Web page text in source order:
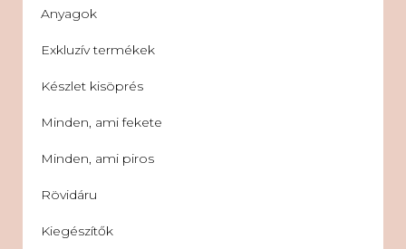
Anyagok
Exkluzív termékek
Készlet kisöprés
Minden, ami fekete
Minden, ami piros
Rövidáru
Kiegészítők